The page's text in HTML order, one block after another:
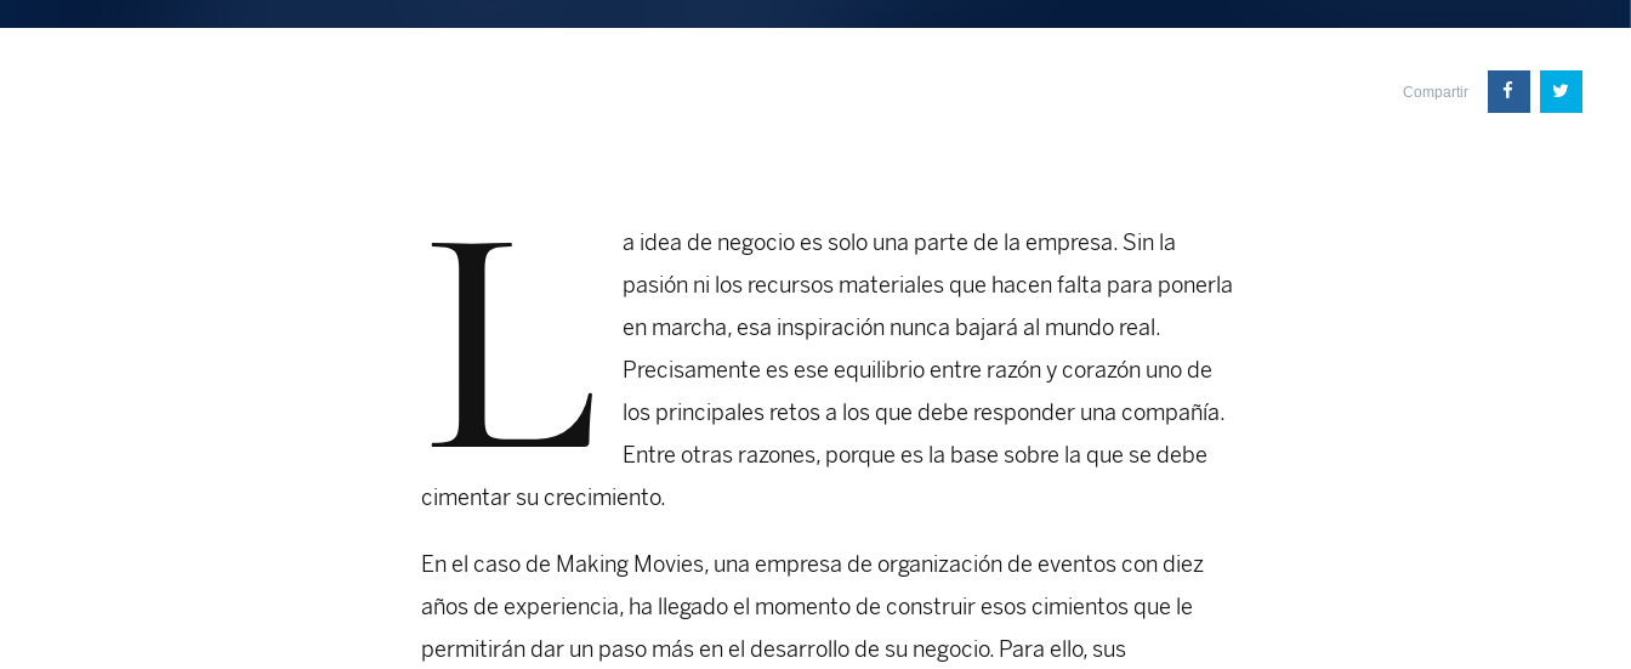
Compartir
L
a idea de negocio es solo una parte de la empresa. Sin la
pasión ni los recursos materiales que hacen falta para ponerla
en marcha, esa inspiración nunca bajará al mundo real.
Precisamente es ese equilibrio entre razón y corazón uno de
los principales retos a los que debe responder una compañía.
Entre otras razones, porque es la base sobre la que se debe
cimentar su crecimiento.
En el caso de Making Movies, una empresa de organización de eventos con diez
años de experiencia, ha llegado el momento de construir esos cimientos que le
permitirán dar un paso más en el desarrollo de su negocio. Para ello, sus